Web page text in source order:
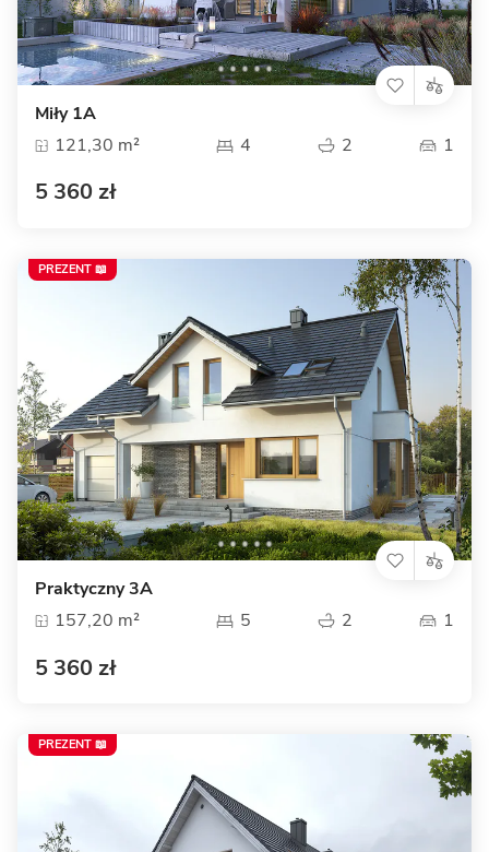
Miły 1A
121,30 m²
4 2 1
5 360 zł
Praktyczny 3A
157,20 m²
5 2 1
5 360 zł
PREZENT 📖
PREZENT 📖